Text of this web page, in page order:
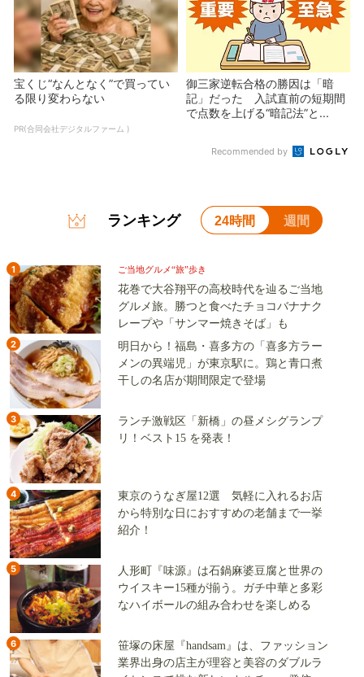
宝くじ“なんとなく”で買ってい
る限り変わらない
PR(合同会社デジタルファーム )
御三家逆転合格の勝因は「暗
記」だった 入試直前の短期間
で点数を上げる“暗記法”と...
Recommended by
ランキング 24時間 週間
1 ご当地グルメ“旅”歩き
花巻で大谷翔平の高校時代を辿るご当地
グルメ旅。勝つと食べたチョコバナナク
レープや「サンマー焼きそば」も
2
明日から！福島・喜多方の「喜多方ラー
メンの異端児」が東京駅に。鶏と青口煮
干しの名店が期間限定で登場
3
ランチ激戦区「新橋」の昼メシグランプ
リ！ベスト15 を発表！
4
東京のうなぎ屋12選 気軽に入れるお店
から特別な日におすすめの老舗まで一挙
紹介！
5
人形町『味源』は石鍋麻婆豆腐と世界の
ウイスキー15種が揃う。ガチ中華と多彩
なハイボールの組み合わせを楽しめる
6
笹塚の床屋『handsam』は、ファッション
業界出身の店主が理容と美容のダブルラ